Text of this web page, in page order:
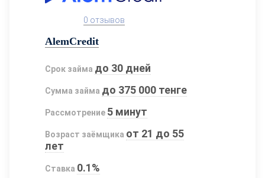
0 отзывов
AlemCredit
Срок займа до 30 дней
Сумма займа до 375 000 тенге
Рассмотрение 5 минут
Возраст заёмщика от 21 до 55
лет
Ставка 0.1%